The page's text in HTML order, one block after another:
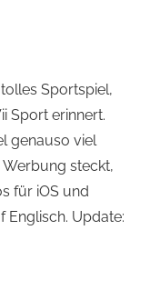
,
,
Sportspiel,
Sport erinnert.
genauso viel
steckt,
für iOS und
Englisch. Update: